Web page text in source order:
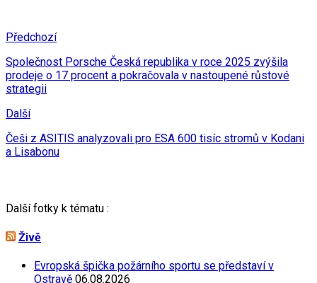
Předchozí
Společnost Porsche Česká republika v roce 2025 zvýšila
prodeje o 17 procent a pokračovala v nastoupené růstové
strategii
Další
Češi z ASITIS analyzovali pro ESA 600 tisíc stromů v Kodani
a Lisabonu
Další fotky k tématu :
Živě
Evropská špička požárního sportu se představí v
Ostravě 06.08.2026